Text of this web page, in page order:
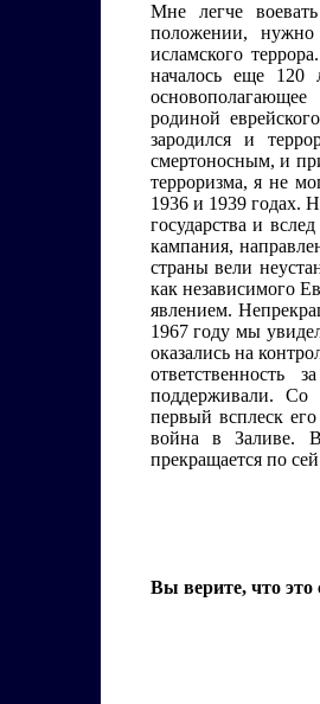
Мне легче
положении, нужно
исламского
началось еще 120
родиной
зародился и
смертоносным, и
терроризма, я не
1936 и 1939 годах.
государства и
кампания,
страны вели
как независимого
явлением.
1967 году мы
оказались на
поддерживали. Со
первый всплеск
война в Заливе.
прекращается по
Вы верите, что это